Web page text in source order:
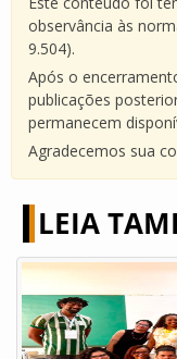
observância às
9.504).
Após o
publicações
permanecem
Agradecemos sua
LEIA